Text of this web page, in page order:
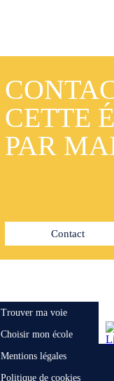
CETTE
PAR
Contact
Trouver ma voie
Choisir mon école
Mentions légales
Politique de cookies